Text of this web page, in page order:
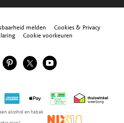
melden
Cookies & Privacy
Cookie voorkeuren
Instagram
Jumbo Pinterest
Jumbo Twitter
Jumbo YouTube
American Express
Apple Pay Thuiswinkel
alcohol en tabak
NIX18